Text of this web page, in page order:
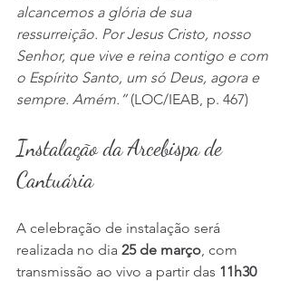
alcancemos a glória de sua
ressurreição. Por Jesus Cristo, nosso
Senhor, que vive e reina contigo e com
o Espírito Santo, um só Deus, agora e
sempre. Amém.” (LOC/IEAB, p. 467)
Instalação da Arcebispa de
Cantuária
A celebração de instalação será
realizada no dia 25 de março, com
transmissão ao vivo a partir das 11h30